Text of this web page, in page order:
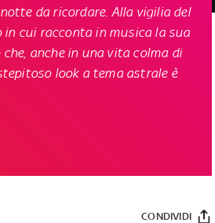
da ricordare. Alla vigilia del
cui racconta in musica la sua
anche in una vita colma di
look a tema astrale è
CONDIVIDI